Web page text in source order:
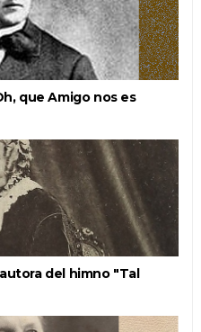
que Amigo nos es
del himno "Tal